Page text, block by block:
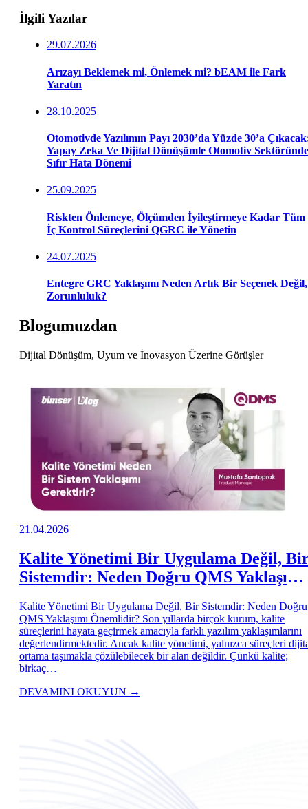
İlgili Yazılar
29.07.2026
Arızayı Beklemek mi, Önlemek mi? bEAM ile Fark
Yaratın
28.10.2025
Otomotivde Yazılımın Payı 2030’da Yüzde 30’a
Yapay Zeka Ve Dijital Dönüşümle Otomotiv Sektöründe
Sıfır Hata Dönemi
25.09.2025
Riskten Önlemeye, Ölçümden İyileştirmeye Kadar Tüm
İç Kontrol Süreçlerini QGRC ile Yönetin
24.07.2025
Entegre GRC Yaklaşımı Neden Artık Bir Seçenek Değil,
Zorunluluk?
Blogumuzdan
Dijital Dönüşüm, Uyum ve İnovasyon Üzerine Görüşler
21.04.2026
Kalite Yönetimi Bir Uygulama Değil,
Sistemdir: Neden Doğru QMS Yaklaşımı
Kalite Yönetimi Bir Uygulama Değil, Bir Sistemdir: Neden Doğru
QMS Yaklaşımı Önemlidir? Son yıllarda birçok kurum, kalite
süreçlerini hayata geçirmek amacıyla farklı yazılım yaklaşımlarını
değerlendirmektedir. Ancak kalite yönetimi, yalnızca süreçleri
ortama taşımakla çözülebilecek bir alan değildir. Çünkü kalite;
birkaç…
DEVAMINI OKUYUN →